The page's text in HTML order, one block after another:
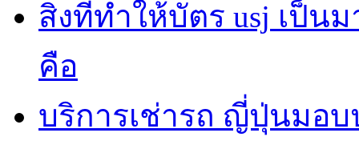
สิ่งที่ทำให้บัตร usj เป็น
คือ
บริการเช่ารถ ญี่ปุ่นมอ